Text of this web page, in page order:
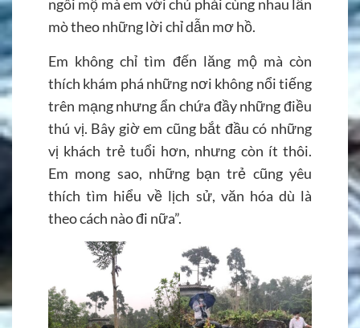
ngôi mộ mà em với chú phải cùng nhau lần
mò theo những lời chỉ dẫn mơ hồ.
Em không chỉ tìm đến lăng mộ mà còn
thích khám phá những nơi không nổi tiếng
trên mạng nhưng ẩn chứa đầy những điều
thú vị. Bây giờ em cũng bắt đầu có những
vị khách trẻ tuổi hơn, nhưng còn ít thôi.
Em mong sao, những bạn trẻ cũng yêu
thích tìm hiểu về lịch sử, văn hóa dù là
theo cách nào đi nữa”.